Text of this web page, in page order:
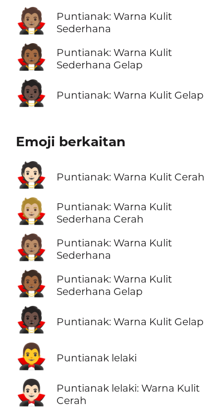
🧛🏽
Puntianak: Warna Kulit
Sederhana
🧛🏾
Puntianak: Warna Kulit
Sederhana Gelap
🧛🏿 Puntianak: Warna Kulit Gelap
Emoji berkaitan
🧛🏻 Puntianak: Warna Kulit Cerah
🧛🏼
Puntianak: Warna Kulit
Sederhana Cerah
🧛🏽
Puntianak: Warna Kulit
Sederhana
🧛🏾
Puntianak: Warna Kulit
Sederhana Gelap
🧛🏿 Puntianak: Warna Kulit Gelap
🧛‍♂️ Puntianak lelaki
🧛🏻‍♂️
Puntianak lelaki: Warna Kulit
Cerah